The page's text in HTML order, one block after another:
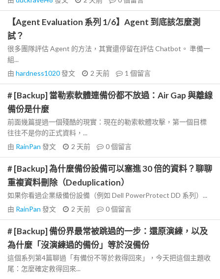
【Agent Evaluation 系列 1/6】Agent 到底該怎麼測
試？
很多團隊評估 Agent 的方法，其實還停留在評估 Chatbot。 準備一
組...
由 hardness1020發文 2 天前 1 個留言
# [Backup] 當勒索軟體連備份都不放過：Air Gap 與離線
備份是什麼
前面幾篇提過一個殘酷的現實：現在的勒索軟體攻擊，第一個目標
往往不是你的正式資料，...
由 RainPan 發文 2 天前 0個留言
# [Backup] 為什麼備份設備可以塞進 30 倍的資料？聊聊
重複資料刪除（Deduplication）
如果你看過企業級備份設備（例如 Dell PowerProtect DD 系列）...
由 RainPan 發文 2 天前 0個留言
# [Backup] 備份界最常被跳過的一步：還原演練，以及
為什麼「沒演練過的備份」等於沒備份
這個系列第4篇聊過「有備份不等於救得回來」，今天把這個主題收
尾：怎麼確定救得回來...